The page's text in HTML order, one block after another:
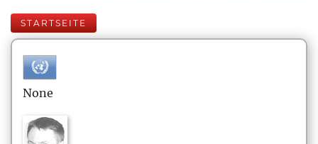
STARTSEITE
None